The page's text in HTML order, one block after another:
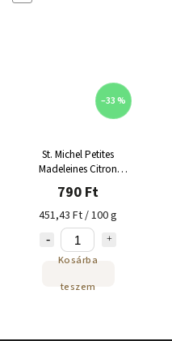
–33 %
St. Michel Petites
Madeleines Citron
desszert 175 g
790 Ft
451,43 Ft / 100 g
Kosárba
teszem